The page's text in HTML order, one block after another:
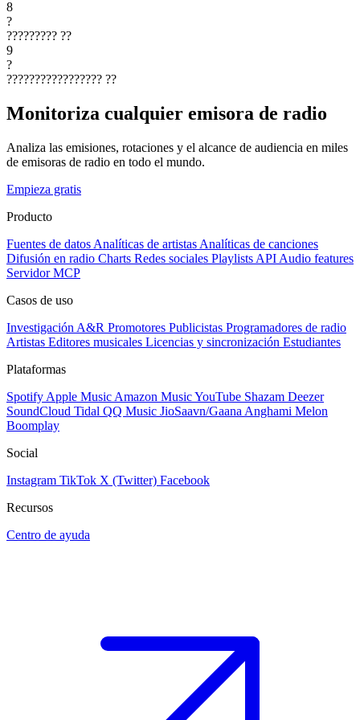
8
?
????????? ??
9
?
????????????????? ??
Monitoriza cualquier emisora de radio
Analiza las emisiones, rotaciones y el alcance de audiencia en miles
de emisoras de radio en todo el mundo.
Empieza gratis
Producto
Fuentes de datos Analíticas de artistas Analíticas de canciones
Difusión en radio Charts Redes sociales Playlists API Audio features
Servidor MCP
Casos de uso
Investigación A&R Promotores Publicistas Programadores de radio
Artistas Editores musicales Licencias y sincronización Estudiantes
Plataformas
Spotify Apple Music Amazon MusicYouTube Shazam Deezer
SoundCloud Tidal QQ Music JioSaavn/Gaana Anghami Melon
Boomplay
Social
Instagram TikTok X (Twitter) Facebook
Recursos
Centro de ayuda